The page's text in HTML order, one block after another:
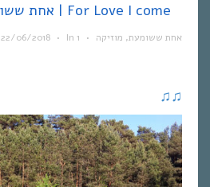
אחת ששומעת #321 | 21/6/18 | For Love I come
22/06/2018 • In אחת ששומעת, מוזיקה •
1
♫
♫